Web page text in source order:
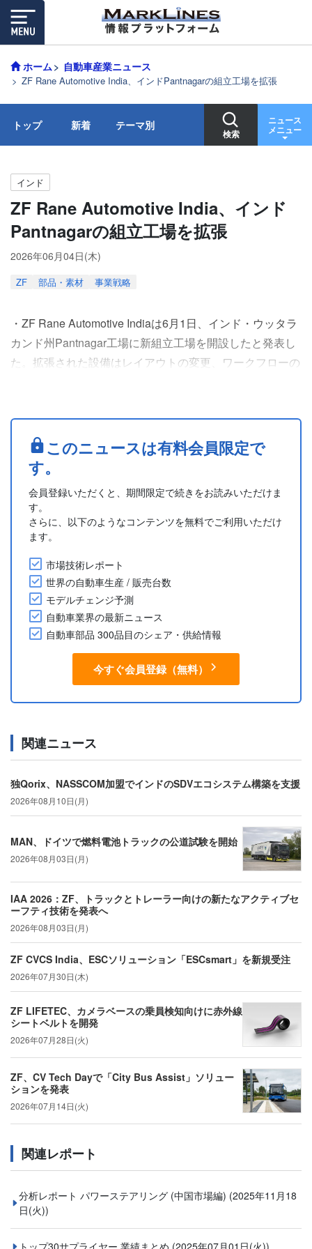
ホーム 自動車産業ニュース
ZF Rane Automotive India、インドPantnagarの組立工場を拡張
トップ 新着 テーマ別
検索
ニュース
メニュー
インド
ZF Rane Automotive India、インド
Pantnagarの組立工場を拡張
2026年06月04日(木)
ZF 部品・素材 事業戦略
・ZF Rane Automotive Indiaは6月1日、インド・ウッタラ
カンド州Pantnagar工場に新組立工場を開設したと発表し
た。拡張された設備はレイアウトの変更、ワークフローの
部が開所式に出席した。
(2026年6月1日付ソーシャルメディアより)
このニュースは有料会員限定で
す。
会員登録いただくと、期間限定で続きをお読みいただけま
す。
さらに、以下のようなコンテンツを無料でご利用いただけ
ます。
市場技術レポート
世界の自動車生産 / 販売台数
モデルチェンジ予測
自動車業界の最新ニュース
自動車部品 300品目のシェア・供給情報
今すぐ会員登録（無料）
関連ニュース
独Qorix、NASSCOM加盟でインドのSDVエコシステム構築を支援
2026年08月10日(月)
MAN、ドイツで燃料電池トラックの公道試験を開始
2026年08月03日(月)
IAA 2026：ZF、トラックとトレーラー向けの新たなアクティブセ
ーフティ技術を発表へ
2026年08月03日(月)
ZF CVCS India、ESCソリューション「ESCsmart」を新規受注
2026年07月30日(木)
ZF LIFETEC、カメラベースの乗員検知向けに赤外線
シートベルトを開発
2026年07月28日(火)
ZF、CV Tech Dayで「City Bus Assist」ソリュー
ションを発表
2026年07月14日(火)
関連レポート
分析レポート パワーステアリング (中国市場編) (2025年11月18
日(火))
トップ30サプライヤー 業績まとめ (2025年07月01日(火))